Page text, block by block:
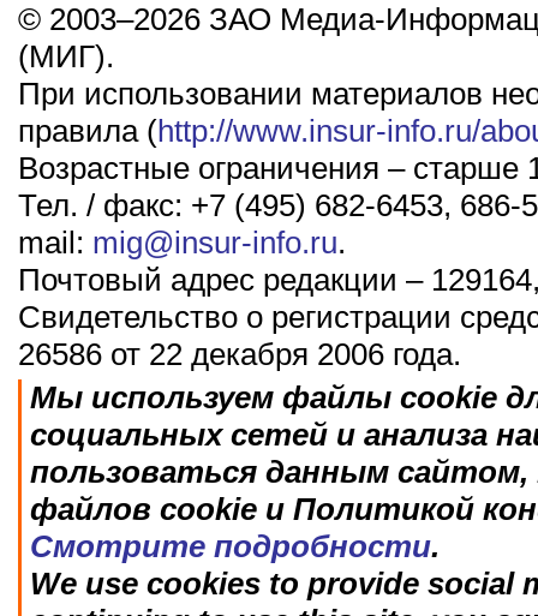
© 2003–2026 ЗАО Медиа-
(МИГ).
При использовании материалов
правила (http://www.insur-info.ru/
Возрастные ограничения – старше
Тел. / факс: +7 (495) 682-6453, 686-
mail: mig@insur-info.ru.
Почтовый адрес редакции –
Свидетельство о регистрации
26586 от 22 декабря 2006 года.
Мы используем файлы cookie
социальных сетей и анализа
пользоваться данным
файлов cookie и Политикой
Смотрите подробности.
We use cookies to provide social